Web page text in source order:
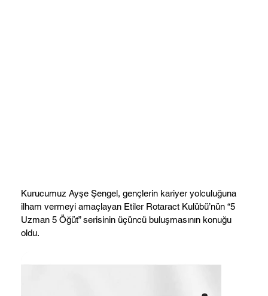
Kurucumuz Ayşe Şengel, gençlerin kariyer yolculuğuna
ilham vermeyi amaçlayan Etiler Rotaract Kulübü’nün “5
Uzman 5 Öğüt” serisinin üçüncü buluşmasının konuğu
oldu.